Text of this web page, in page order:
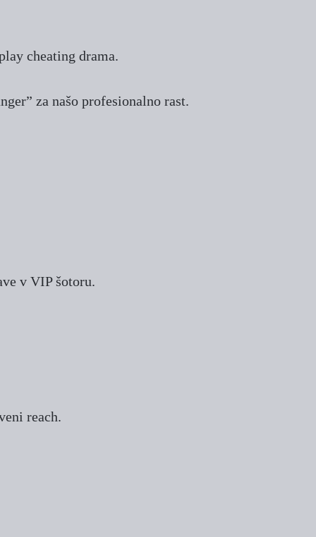
cheating drama.
za našo profesionalno rast.
v VIP šotoru.
reach.